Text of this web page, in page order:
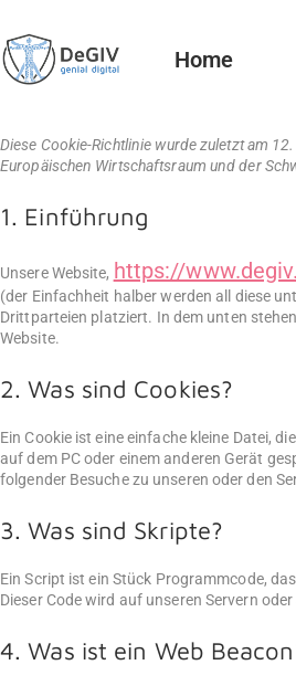
Home
Diese Cookie-Richtlinie wurde zuletzt am
Europäischen Wirtschaftsraum und der
1. Einführung
Unsere Website, https://
(der Einfachheit halber werden all diese
Drittparteien platziert. In dem unten
Website.
2. Was sind Cookies?
Ein Cookie ist eine einfache kleine Datei,
auf dem PC oder einem anderen Gerät
folgender Besuche zu unseren oder den
3. Was sind Skripte?
Ein Script ist ein Stück Programmcode,
Dieser Code wird auf unseren Servern
4. Was ist ein Web